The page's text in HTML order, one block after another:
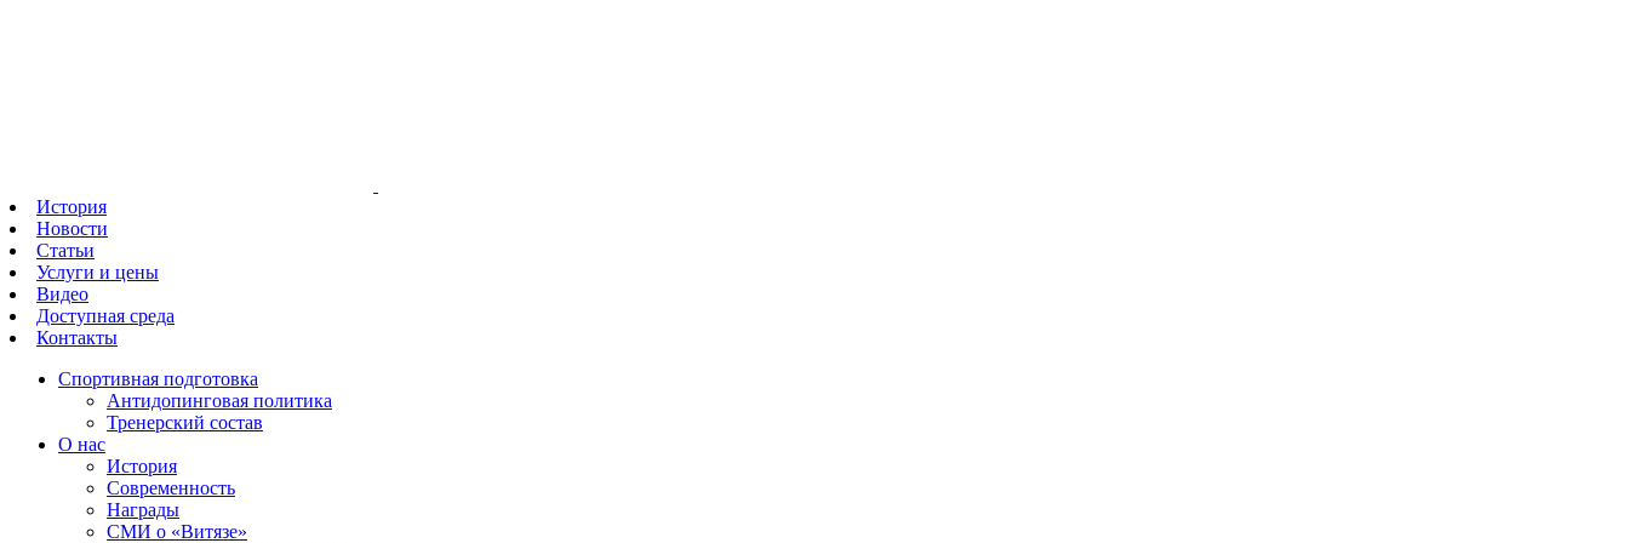
История
Новости
Статьи
Услуги и цены
Видео
Доступная среда
Контакты
Спортивная подготовка
Антидопинговая политика
Тренерский состав
О нас
История
Современность
Награды
СМИ о «Витязе»